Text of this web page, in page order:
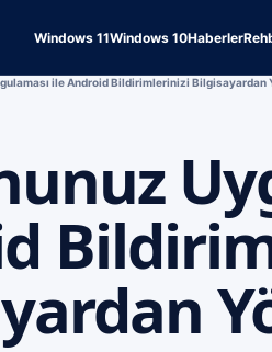
Windows 11Windows 10Haberler
ile Android Bildirimlerinizi Bilgisayardan